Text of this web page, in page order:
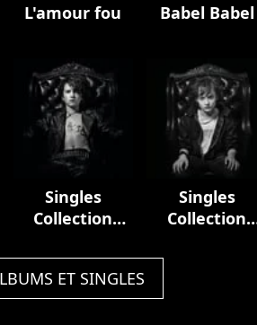
L'amour fou Babel Babel
Singles
Collection
Singles
Collection
ET SINGLES